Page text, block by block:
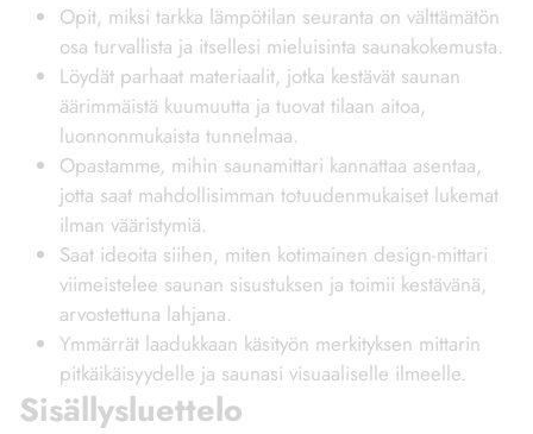
Opit, miksi tarkka lämpötilan seuranta on välttämätön
osa turvallista ja itsellesi mieluisinta saunakokemusta.
Löydät parhaat materiaalit, jotka kestävät saunan
äärimmäistä kuumuutta ja tuovat tilaan aitoa,
luonnonmukaista tunnelmaa.
Opastamme, mihin saunamittari kannattaa asentaa,
jotta saat mahdollisimman totuudenmukaiset lukemat
ilman vääristymiä.
Saat ideoita siihen, miten kotimainen design-mittari
viimeistelee saunan sisustuksen ja toimii kestävänä,
arvostettuna lahjana.
Ymmärrät laadukkaan käsityön merkityksen mittarin
pitkäikäisyydelle ja saunasi visuaaliselle ilmeelle.
Sisällysluettelo